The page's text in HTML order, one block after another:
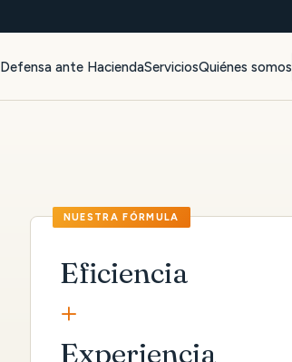
Defensa ante HaciendaServiciosQuiénes somos
Eficiencia
+
Experiencia